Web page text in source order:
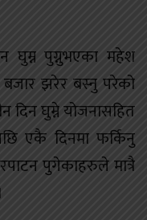
घुम्न पुग्नुभएका महेश
झरेर बस्नु परेको
दिन घुम्ने योजनासहित
एकै दिनमा फर्किनु
पुगेकाहरुले मात्रै